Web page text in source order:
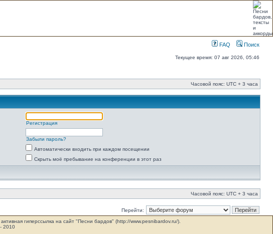
FAQ Поиск
Текущее время: 07 авг 2026, 05:46
Часовой пояс: UTC + 3 часа
Регистрация
Забыли пароль?
Автоматически входить при каждом посещении
Скрыть моё пребывание на конференции в этот раз
Часовой пояс: UTC + 3 часа
Перейти:
гиперссылка на сайт "Песни бардов" (http://www.pesnibardov.ru/).
- 2010